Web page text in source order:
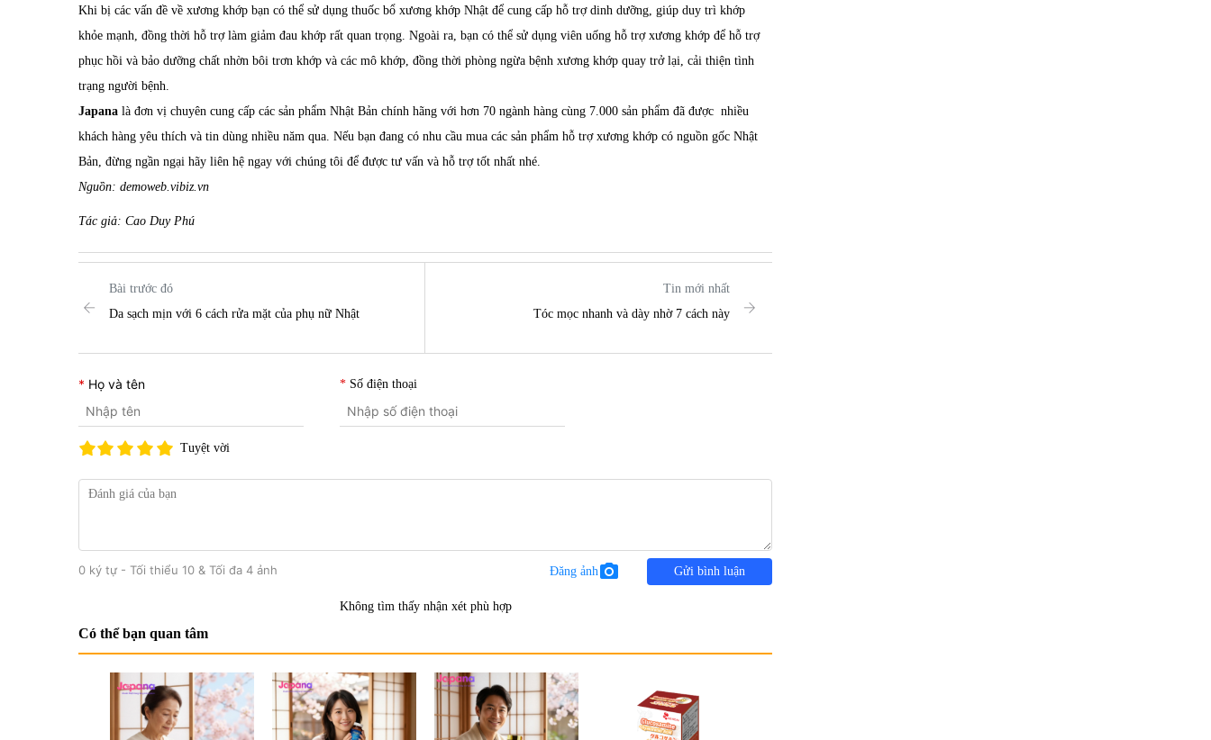
Khi bị các vấn đề về xương khớp bạn có thể sử dụng thuốc bổ xương khớp Nhật để cung cấp hỗ trợ dinh dưỡng, giúp duy trì khớp
khỏe mạnh, đồng thời hỗ trợ làm giảm đau khớp rất quan trọng. Ngoài ra, bạn có thể sử dụng viên uống hỗ trợ xương khớp để hỗ trợ
phục hồi và bảo dưỡng chất nhờn bôi trơn khớp và các mô khớp, đồng thời phòng ngừa bệnh xương khớp quay trở lại, cải thiện tình
trạng người bệnh.
Japana là đơn vị chuyên cung cấp các sản phẩm Nhật Bản chính hãng với hơn 70 ngành hàng cùng 7.000 sản phẩm đã được nhiều
khách hàng yêu thích và tin dùng nhiều năm qua. Nếu bạn đang có nhu cầu mua các sản phẩm hỗ trợ xương khớp có nguồn gốc Nhật
Bản, đừng ngần ngại hãy liên hệ ngay với chúng tôi để được tư vấn và hỗ trợ tốt nhất nhé.
Nguồn: demoweb.vibiz.vn
Tác giả: Cao Duy Phú
Bài trước đó
Da sạch mịn với 6 cách rửa mặt của phụ nữ Nhật
Tin mới nhất
Tóc mọc nhanh và dày nhờ 7 cách này
Họ và tên Số điện thoại
Tuyệt vời
0 ký tự - Tối thiểu 10 & Tối đa 4 ảnh Đăng ảnh photo_camera Gửi bình luận
Không tìm thấy nhận xét phù hợp
Có thể bạn quan tâm